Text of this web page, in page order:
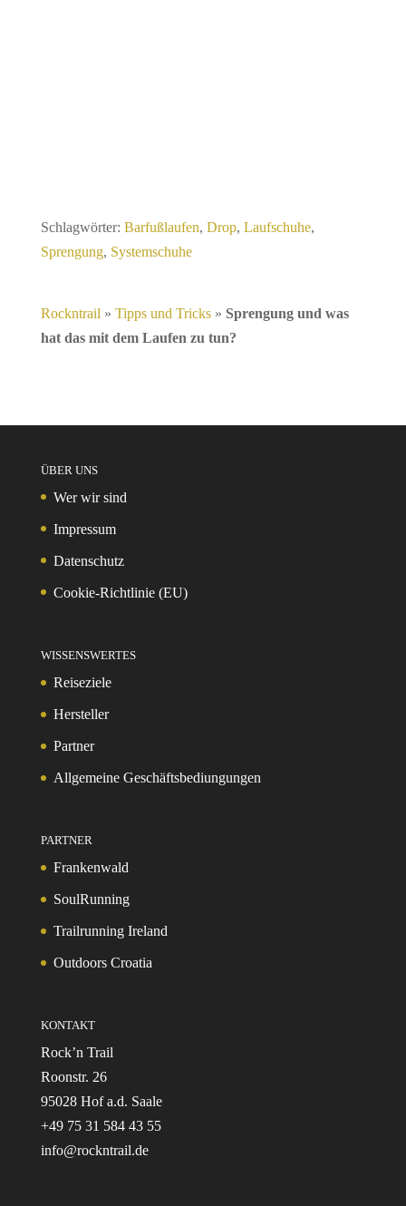
Schlagwörter: Barfußlaufen, Drop, Laufschuhe,
Sprengung, Systemschuhe
Rockntrail » Tipps und Tricks» Sprengung und was
hat das mit dem Laufen zu tun?
ÜBER UNS
Wer wir sind
Impressum
Datenschutz
Cookie-Richtlinie (EU)
WISSENSWERTES
Reiseziele
Hersteller
Partner
Allgemeine Geschäftsbediungungen
PARTNER
Frankenwald
SoulRunning
Trailrunning Ireland
Outdoors Croatia
KONTAKT
Rock’n Trail
Roonstr. 26
95028 Hof a.d. Saale
+49 75 31 584 43 55
info@rockntrail.de